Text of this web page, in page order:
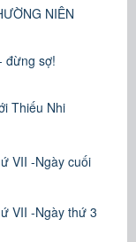
NIÊN
đừng sợ!
Thiếu Nhi
VII -Ngày cuối
VII -Ngày thứ 3